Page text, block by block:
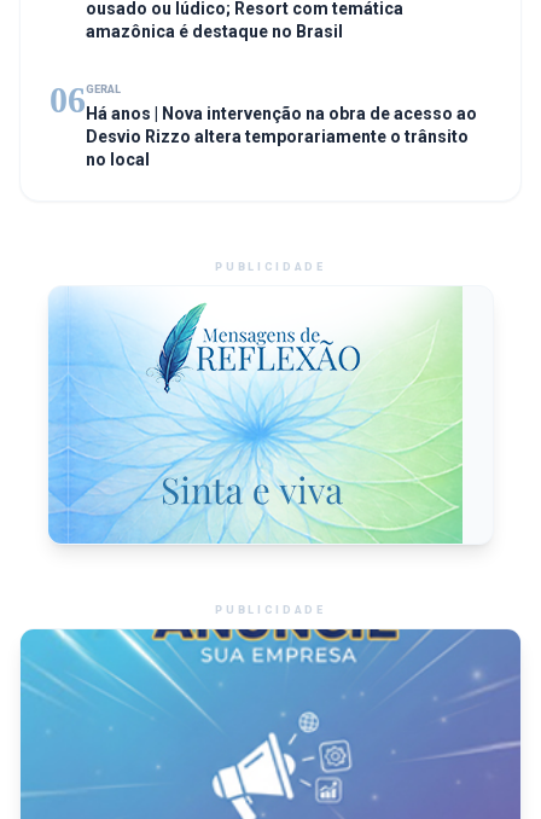
ousado ou lúdico; Resort com temática
amazônica é destaque no Brasil
06GERAL
Há anos | Nova intervenção na obra de acesso ao
Desvio Rizzo altera temporariamente o trânsito
no local
PUBLICIDADE
PUBLICIDADE